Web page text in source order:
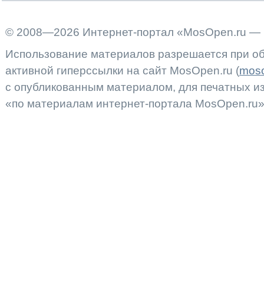
© 2008—2026 Интернет-портал «MosOpen.ru —
Использование материалов разрешается при
активной гиперссылки на сайт MosOpen.ru (
с опубликованным материалом, для печатных
«по материалам интернет-портала